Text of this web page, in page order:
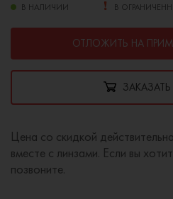
В НАЛИЧИИ В
ОТЛОЖИТЬ НА
Цена со скидкой
вместе с линзами. Если вы
позвоните.